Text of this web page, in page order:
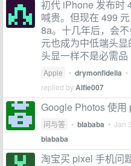
初代 iPhone 发布时
喊贵。但现在 499
8a。十几年后，会
元也成为中低端头
头显一样不是必需品
Apple • drymonfidelia •
replied byAlfie007
Google Photos 使用
问与答 • blababa • Jan
blababa
淘宝买 pixel 手机问